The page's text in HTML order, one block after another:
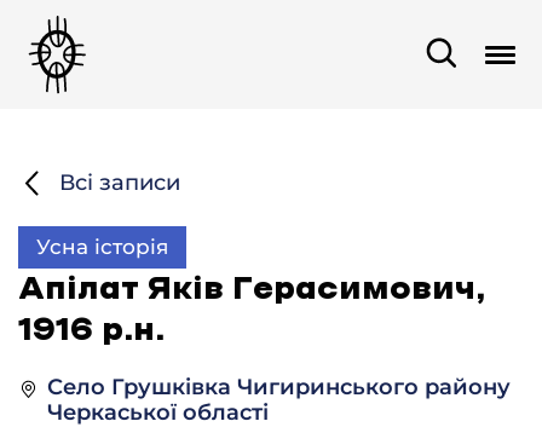
Всі записи
Усна історія
Апілат Яків Герасимович,
1916 р.н.
Село Грушківка Чигиринського району
Черкаської області